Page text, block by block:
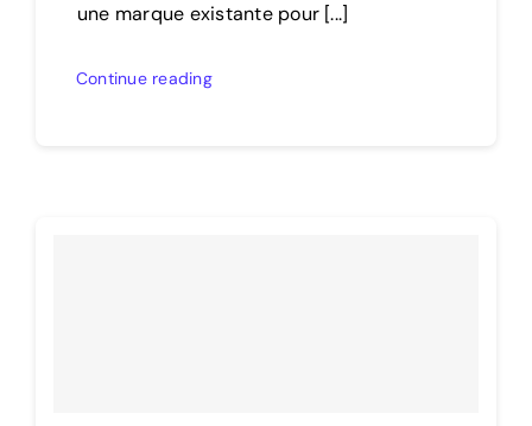
une marque existante pour [...]
Continue reading